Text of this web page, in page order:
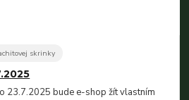
skrinky
23.7.2025 bude e-shop žít vlastním